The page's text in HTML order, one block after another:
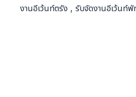
งานอีเว้นท์ตรัง , รับจัดงานอีเว้นท์